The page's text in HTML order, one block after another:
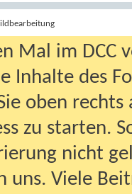
Mal im DCC
Inhalte des
oben
zu starten.
nicht
uns. Viele